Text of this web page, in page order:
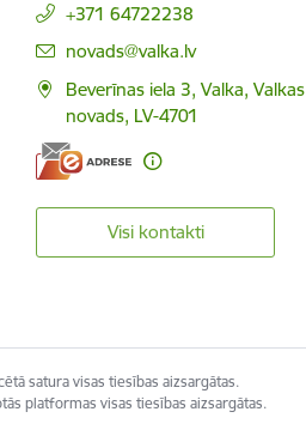
+371 64722238
E-pasts:
novads@valka.lv
Beverīnas iela 3, Valka, Valkas
novads, LV-4701
Visi kontakti
satura visas tiesības aizsargātas.
platformas visas tiesības aizsargātas.